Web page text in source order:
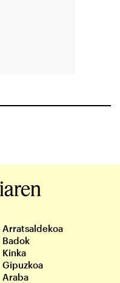
Arratsaldekoa
Badok
Kinka
Gipuzkoa
Araba